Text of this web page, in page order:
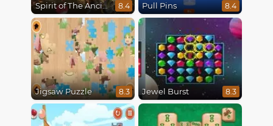
Spirit of The Ancient Forest 8.4 Pull Pins 8.4
Jigsaw Puzzle 8.3 Jewel Burst 8.3